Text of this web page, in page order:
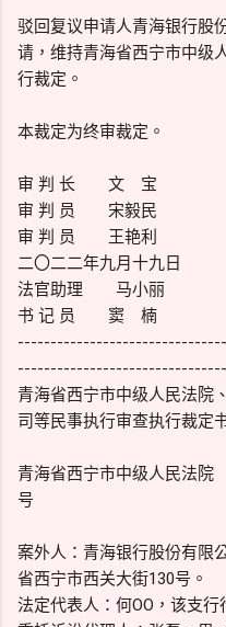
驳回复议申请人青海银行股
请，维持青海省西宁市中级
行裁定。
本裁定为终审裁定。
审 判 长 文 宝
审 判 员 宋毅民
审 判 员 王艳利
二〇二二年九月十九日
法官助理 马小丽
书 记 员 窦 楠
青海省西宁市中级人民法院
司等民事执行审查执行裁定
青海省西宁市中级人民法
号
案外人：青海银行股份有限
省西宁市西关大街130号。
法定代表人：何OO，该支